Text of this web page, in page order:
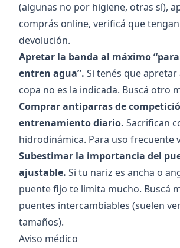
(algunas no por higiene, otras sí),
comprás online, verificá que
devolución.
Apretar la banda al máximo
entren agua”. Si tenés que apretar
copa no es la indicada. Buscá otro
Comprar antiparras de
entrenamiento diario. Sacrifican
hidrodinámica. Para uso frecuente
Subestimar la importancia del
ajustable. Si tu nariz es ancha o
puente fijo te limita mucho. Buscá
puentes intercambiables (suelen
tamaños).
Aviso médico